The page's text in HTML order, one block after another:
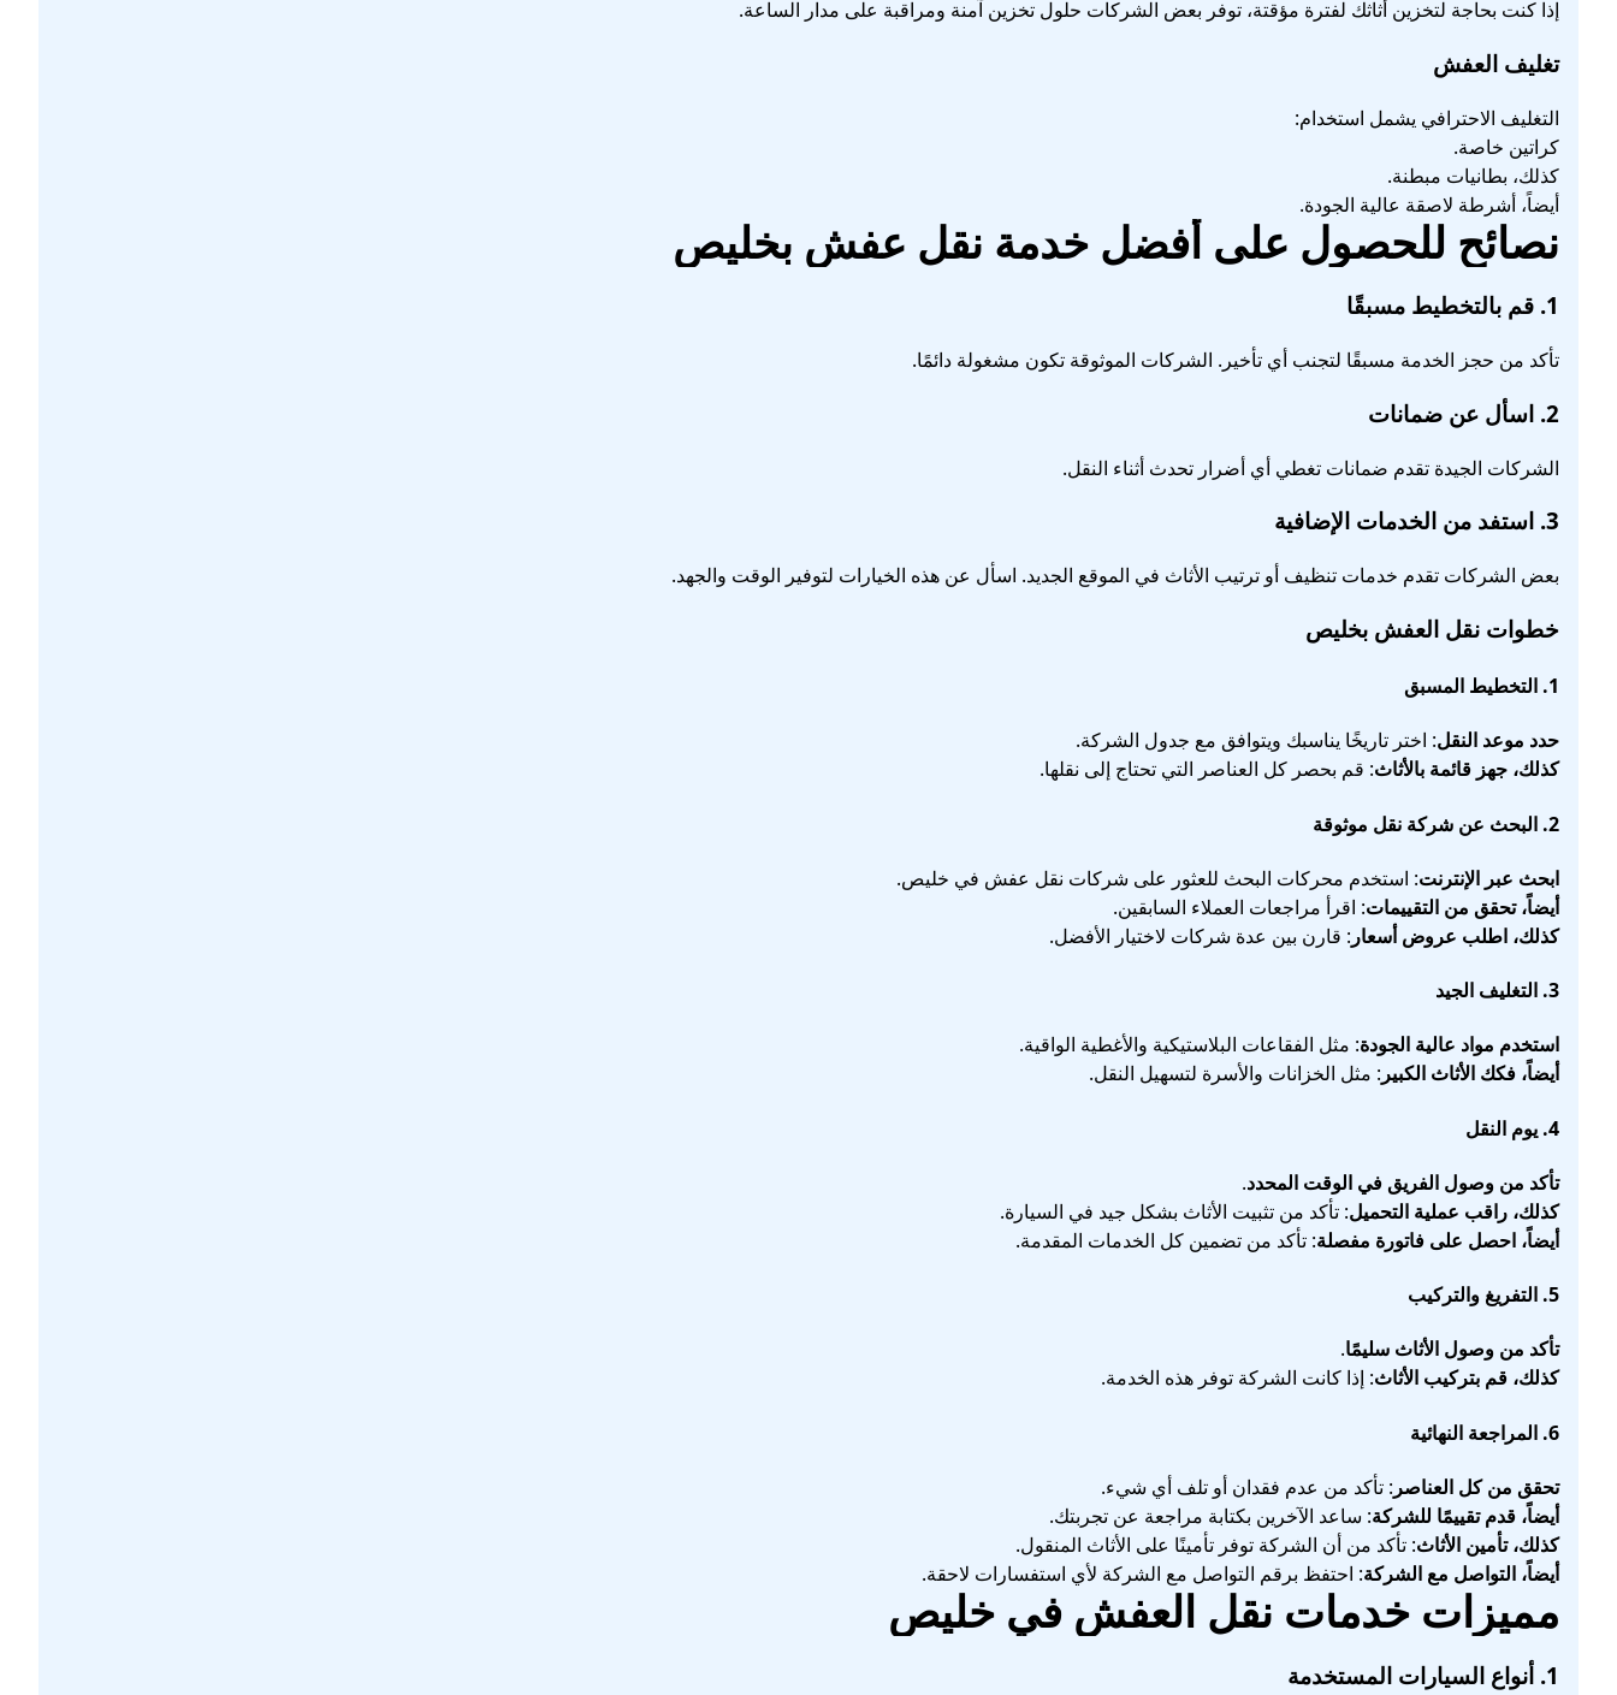
إذا كنت بحاجة لتخزين أثاثك لفترة مؤقتة، توفر بعض الشركات حلول تخزين آمنة ومراقبة على مدار الساعة.
تغليف العفش
التغليف الاحترافي يشمل استخدام:
كراتين خاصة.
كذلك، بطانيات مبطنة.
أيضاً، أشرطة لاصقة عالية الجودة.
نصائح للحصول على أفضل خدمة نقل عفش بخليص
1. قم بالتخطيط مسبقًا
تأكد من حجز الخدمة مسبقًا لتجنب أي تأخير. الشركات الموثوقة تكون مشغولة دائمًا.
2. اسأل عن ضمانات
الشركات الجيدة تقدم ضمانات تغطي أي أضرار تحدث أثناء النقل.
3. استفد من الخدمات الإضافية
بعض الشركات تقدم خدمات تنظيف أو ترتيب الأثاث في الموقع الجديد. اسأل عن هذه الخيارات لتوفير الوقت والجهد.
خطوات نقل العفش بخليص
1. التخطيط المسبق
حدد موعد النقل: اختر تاريخًا يناسبك ويتوافق مع جدول الشركة.
كذلك، جهز قائمة بالأثاث: قم بحصر كل العناصر التي تحتاج إلى نقلها.
2. البحث عن شركة نقل موثوقة
ابحث عبر الإنترنت: استخدم محركات البحث للعثور على شركات نقل عفش في خليص.
أيضاً، تحقق من التقييمات: اقرأ مراجعات العملاء السابقين.
كذلك، اطلب عروض أسعار : قارن بين عدة شركات لاختيار الأفضل.
3. التغليف الجيد
استخدم مواد عالية الجودة: مثل الفقاعات البلاستيكية والأغطية الواقية.
أيضاً، فكك الأثاث الكبير : مثل الخزانات والأسرة لتسهيل النقل.
4. يوم النقل
تأكد من وصول الفريق في الوقت المحدد.
كذلك، راقب عملية التحميل: تأكد من تثبيت الأثاث بشكل جيد في السيارة.
أيضاً، احصل على فاتورة مفصلة: تأكد من تضمين كل الخدمات المقدمة.
5. التفريغ والتركيب
تأكد من وصول الأثاث سليمًا.
كذلك، قم بتركيب الأثاث: إذا كانت الشركة توفر هذه الخدمة.
6. المراجعة النهائية
تحقق من كل العناصر : تأكد من عدم فقدان أو تلف أي شيء.
أيضاً، قدم تقييمًا للشركة: ساعد الآخرين بكتابة مراجعة عن تجربتك.
كذلك، تأمين الأثاث: تأكد من أن الشركة توفر تأمينًا على الأثاث المنقول.
أيضاً، التواصل مع الشركة: احتفظ برقم التواصل مع الشركة لأي استفسارات لاحقة.
مميزات خدمات نقل العفش في خليص
1. أنواع السيارات المستخدمة